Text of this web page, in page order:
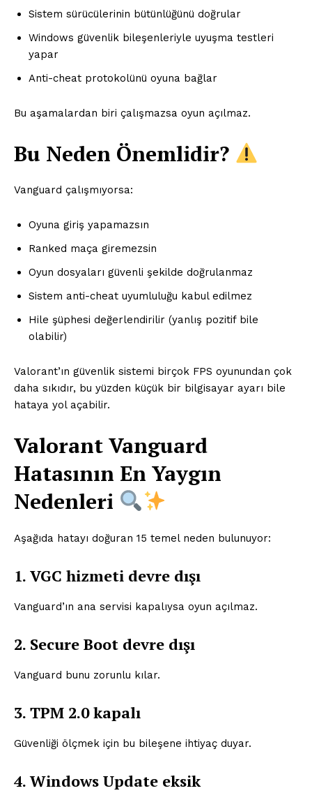
Sistem sürücülerinin bütünlüğünü doğrular
Windows güvenlik bileşenleriyle uyuşma testleri
yapar
Anti-cheat protokolünü oyuna bağlar
Bu aşamalardan biri çalışmazsa oyun açılmaz.
Bu Neden Önemlidir?
Vanguard çalışmıyorsa:
Oyuna giriş yapamazsın
Ranked maça giremezsin
Oyun dosyaları güvenli şekilde doğrulanmaz
Sistem anti-cheat uyumluluğu kabul edilmez
Hile şüphesi değerlendirilir (yanlış pozitif bile
olabilir)
Valorant’ın güvenlik sistemi birçok FPS oyunundan çok
daha sıkıdır, bu yüzden küçük bir bilgisayar ayarı bile
hataya yol açabilir.
Valorant Vanguard
Hatasının En Yaygın
Nedenleri
Aşağıda hatayı doğuran 15 temel neden bulunuyor:
1. VGC hizmeti devre dışı
Vanguard’ın ana servisi kapalıysa oyun açılmaz.
2. Secure Boot devre dışı
Vanguard bunu zorunlu kılar.
3. TPM 2.0 kapalı
Güvenliği ölçmek için bu bileşene ihtiyaç duyar.
4. Windows Update eksik